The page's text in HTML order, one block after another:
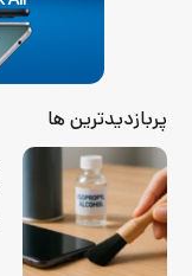
پربازدیدترین ها